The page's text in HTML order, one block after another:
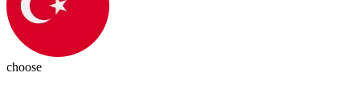
choose